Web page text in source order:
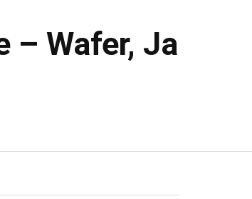
– Wafer, Ja